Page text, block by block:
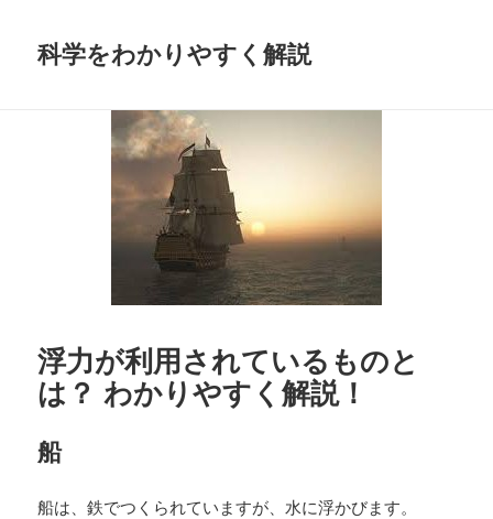
科学をわかりやすく解説
浮力が利用されているものと
は？ わかりやすく解説！
船
船は、鉄でつくられていますが、水に浮かびます。